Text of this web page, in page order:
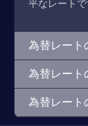
平なレートで
為替レート
為替レート
為替レート